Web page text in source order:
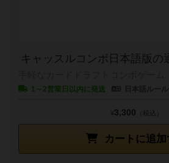
キャッスルコンボ日本語版の
1～2営業日以内に発送
カートに追加
¥3,300 （税込）